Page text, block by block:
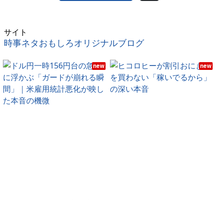
サイト
時事ネタおもしろオリジナルブログ
new new